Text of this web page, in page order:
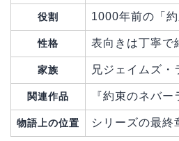
役割 1000年前の「
性格 表向きは丁寧で
家族 兄ジェイムズ
関連作品 『約束のネバ
物語上の位置 シリーズの最終